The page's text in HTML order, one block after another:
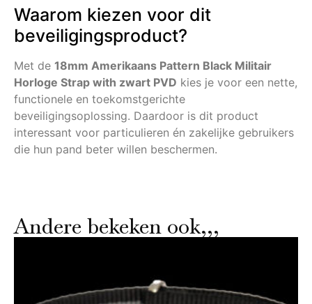
Waarom kiezen voor dit
beveiligingsproduct?
Met de 18mm Amerikaans Pattern Black Militair
Horloge Strap with zwart PVD kies je voor een nette,
functionele en toekomstgerichte
beveiligingsoplossing. Daardoor is dit product
interessant voor particulieren én zakelijke gebruikers
die hun pand beter willen beschermen.
Andere bekeken ook,,,